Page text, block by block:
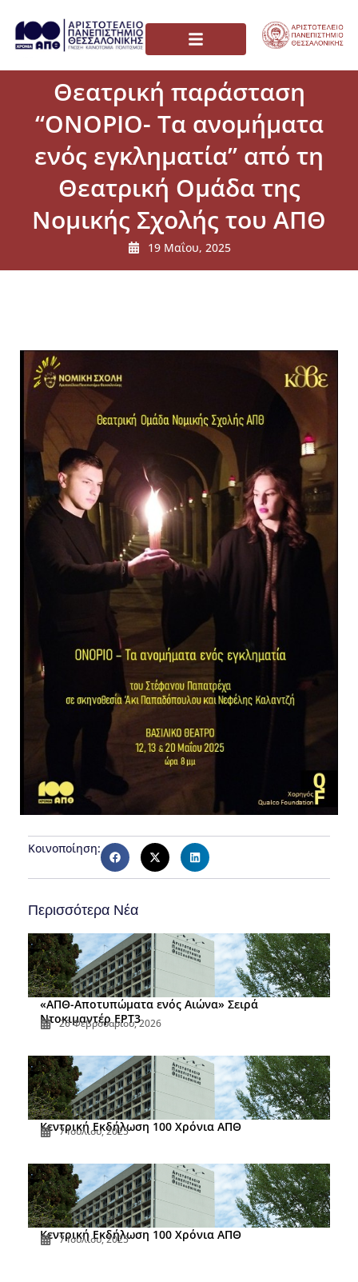
Θεατρική παράσταση
“ΟΝΟΡΙΟ- Τα ανομήματα
ενός εγκληματία” από τη
Θεατρική Ομάδα της
Νομικής Σχολής του ΑΠΘ
19 Μαΐου, 2025
Κοινοποίηση:
Περισσότερα Νέα
«ΑΠΘ-Αποτυπώματα ενός Αιώνα» Σειρά
Ντοκιμαντέρ ΕΡΤ3
26 Φεβρουαρίου, 2026
Κεντρική Εκδήλωση 100 Χρόνια ΑΠΘ
7 Ιουλίου, 2025
Κεντρική Εκδήλωση 100 Χρόνια ΑΠΘ
7 Ιουλίου, 2025